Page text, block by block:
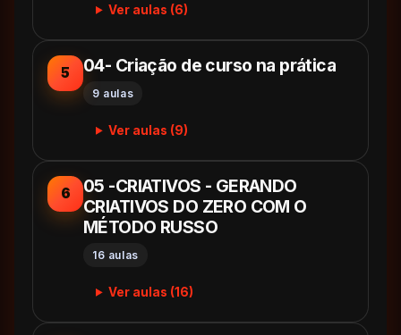
Ver aulas (6)
5 04- Criação de curso na prática
9 aulas
Ver aulas (9)
6
05 -CRIATIVOS - GERANDO
CRIATIVOS DO ZERO COM O
MÉTODO RUSSO
16 aulas
Ver aulas (16)